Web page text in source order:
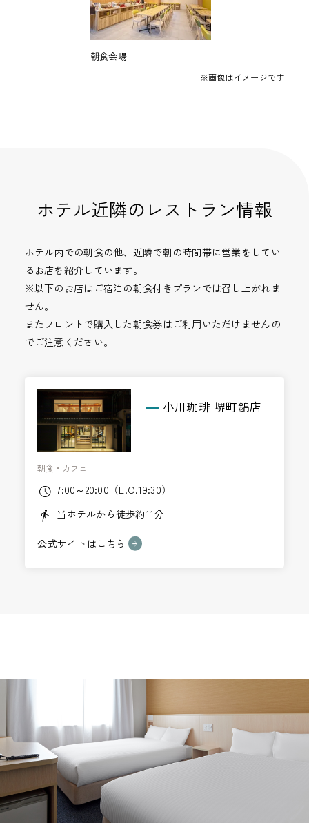
朝食会場
※画像はイメージです
ホテル近隣のレストラン情報
ホテル内での朝食の他、近隣で朝の時間帯に営業をしてい
るお店を紹介しています。
※以下のお店はご宿泊の朝食付きプランでは召し上がれま
せん。
またフロントで購入した朝食券はご利用いただけませんの
でご注意ください。
朝食・カフェ
小川珈琲 堺町錦店
7:00～20:00（L.O.19:30）
当ホテルから徒歩約11分
公式サイトはこちら